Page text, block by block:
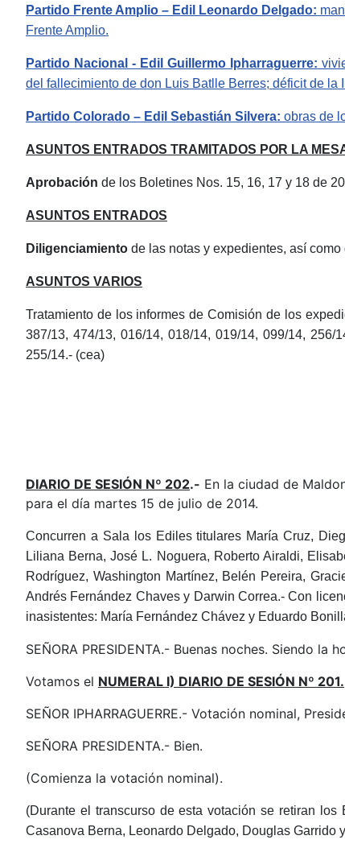
Partido Frente Amplio – Edil Leonardo Delgado:
Frente Amplio.
Partido Nacional - Edil Guillermo Ipharraguerre:
del fallecimiento de don Luis Batlle Berres; déficit de
Partido Colorado – Edil Sebastián Silvera: obras de
ASUNTOS ENTRADOS TRAMITADOS POR LA
Aprobación de los Boletines Nos. 15, 16, 17 y 18 de
ASUNTOS ENTRADOS
Diligenciamiento de las notas y expedientes, así
ASUNTOS VARIOS
Tratamiento de los informes de Comisión de los
387/13, 474/13, 016/14, 018/14, 019/14, 099/14, 256/
255/14.- (cea)
DIARIO DE SESIÓN Nº 202.- En la ciudad de
para el día martes 15 de julio de 2014.
Concurren a Sala los Ediles titulares María Cruz,
Liliana Berna, José L. Noguera, Roberto Airaldi,
Rodríguez, Washington Martínez, Belén Pereira,
Andrés Fernández Chaves y Darwin Correa.-Con
inasistentes: María Fernández Chávez y Eduardo
SEÑORA PRESIDENTA.- Buenas noches. Siendo
Votamos el NUMERAL I) DIARIO DE SESIÓN Nº 201.
SEÑOR IPHARRAGUERRE.- Votación nominal,
SEÑORA PRESIDENTA.- Bien.
(Comienza la votación nominal).
(Durante el transcurso de esta votación se retiran
Casanova Berna, Leonardo Delgado, Douglas Garrido